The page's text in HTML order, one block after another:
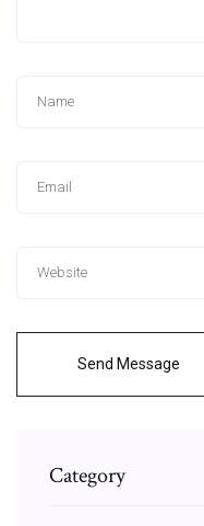
Send Message
Category